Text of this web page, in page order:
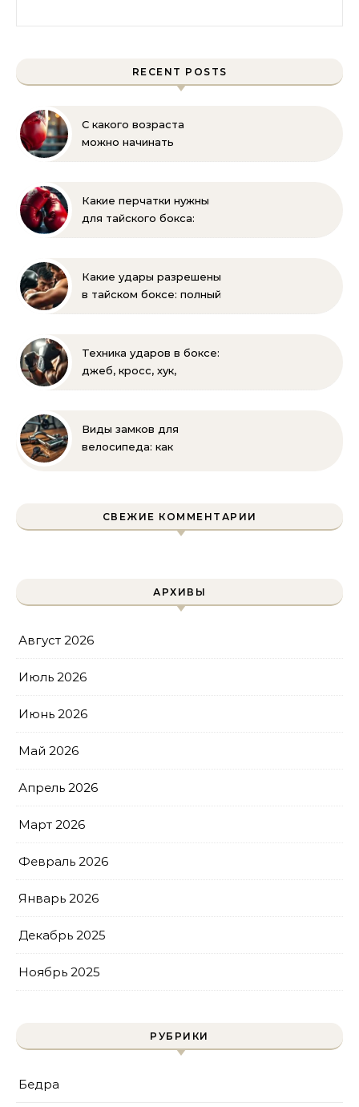
RECENT POSTS
С какого возраста
можно начинать
для родителей
Какие перчатки нужны
для тайского бокса:
Какие удары разрешены
в тайском боксе: полный
Техника ударов в боксе:
джеб, кросс, хук,
Виды замков для
велосипеда: как
СВЕЖИЕ КОММЕНТАРИИ
АРХИВЫ
Август 2026
Июль 2026
Июнь 2026
Май 2026
Апрель 2026
Март 2026
Февраль 2026
Январь 2026
Декабрь 2025
Ноябрь 2025
РУБРИКИ
Бедра